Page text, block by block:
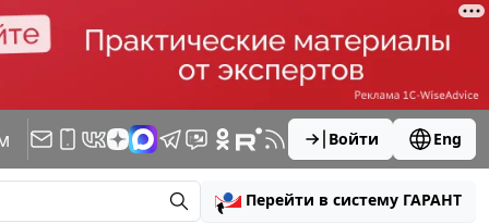
Войти Eng
Перейти в систему ГАРАНТ